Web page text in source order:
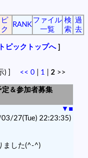
ピ
RANK
ファイル
一覧
検
索
過
去
ピックトップへ]
示) ] << 0 1 2 >>
定＆参加者募集
▼ ■
27(Tue) 22:23:35)
ました(^-^)